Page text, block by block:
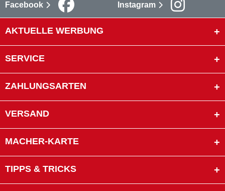
Facebook Instagram
AKTUELLE WERBUNG
SERVICE
ZAHLUNGSARTEN
VERSAND
MACHER-KARTE
TIPPS & TRICKS